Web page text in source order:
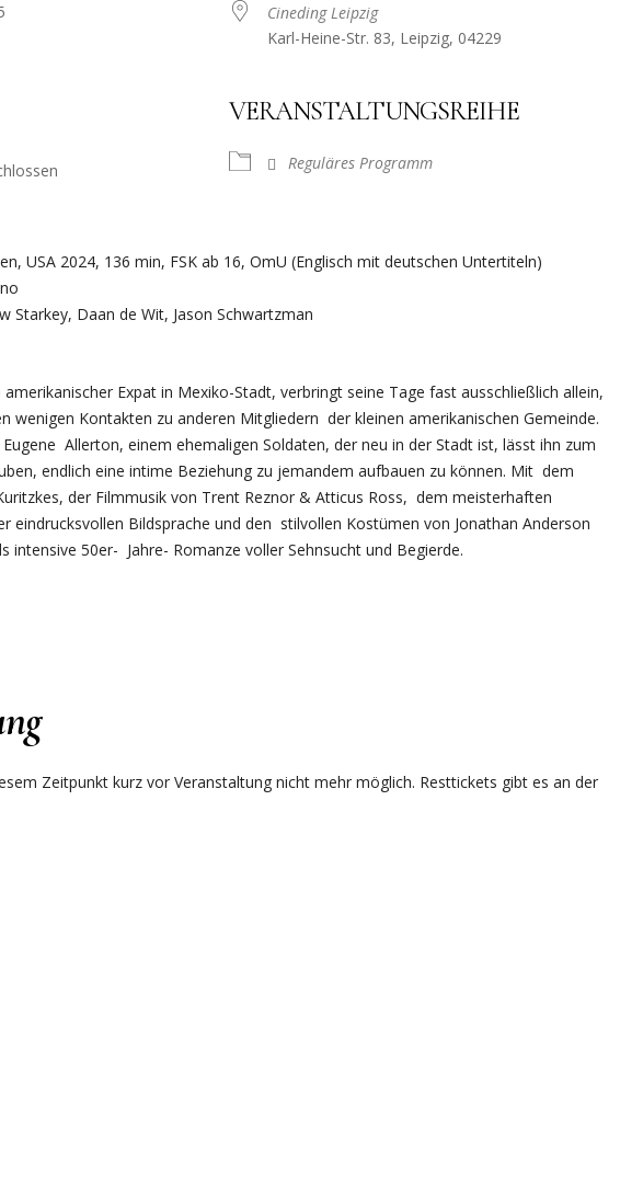
Cineding Leipzig
Karl-Heine-Str. 83, Leipzig, 04229
VERANSTALTUNGSREIHE
Reguläres Programm
USA 2024, 136 min, FSK ab 16, OmU (Englisch mit deutschen Untertiteln)
Starkey, Daan de Wit, Jason Schwartzman
amerikanischer Expat in Mexiko-Stadt, verbringt seine Tage fast ausschließlich allein,
wenigen Kontakten zu anderen Mitgliedern der kleinen amerikanischen Gemeinde.
Allerton, einem ehemaligen Soldaten, der neu in der Stadt ist, lässt ihn zum
endlich eine intime Beziehung zu jemandem aufbauen zu können. Mit dem
der Filmmusik von Trent Reznor & Atticus Ross, dem meisterhaften
eindrucksvollen Bildsprache und den stilvollen Kostümen von Jonathan Anderson
intensive 50er- Jahre- Romanze voller Sehnsucht und Begierde.
Zeitpunkt kurz vor Veranstaltung nicht mehr möglich. Resttickets gibt es an der